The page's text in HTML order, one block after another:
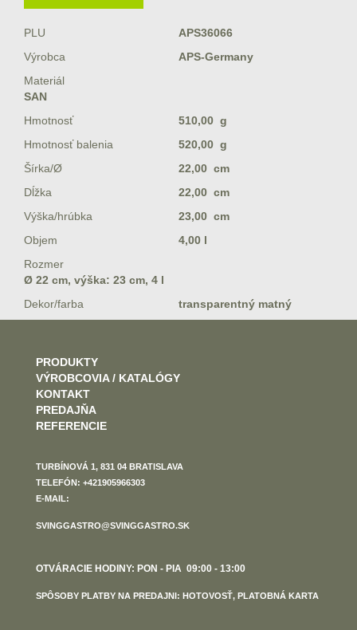
PLU
APS36066
Výrobca
APS-Germany
Materiál
SAN
Hmotnosť
510,00 g
Hmotnosť balenia
520,00 g
Šírka/Ø
22,00 cm
Dĺžka
22,00 cm
Výška/hrúbka
23,00 cm
Objem
4,00 l
Rozmer
Ø 22 cm, výška: 23 cm, 4 l
Dekor/farba
transparentný matný
PRODUKTY
VÝROBCOVIA / KATALÓGY
KONTAKT
PREDAJŇA
REFERENCIE
TURBÍNOVÁ 1, 831 04 BRATISLAVA
TELEFÓN: +421905966303
E-MAIL:
SVINGGASTRO@SVINGGASTRO.SK
OTVÁRACIE HODINY: PON - PIA 09:00 - 13:00
SPÔSOBY PLATBY NA PREDAJNI: HOTOVOSŤ, PLATOBNÁ KARTA